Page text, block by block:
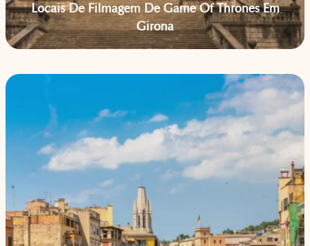
Locais De Filmagem De Game Of Thrones Em
Girona